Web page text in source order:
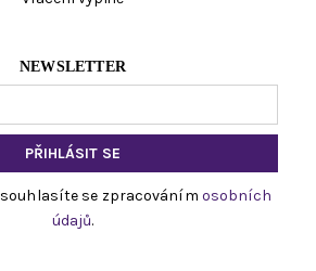
NEWSLETTER
se zpracováním osobních
údajů.